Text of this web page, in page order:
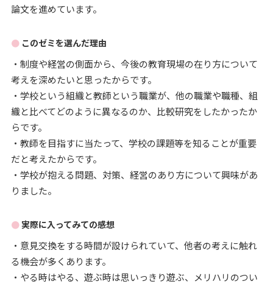
論文を進めています。
このゼミを選んだ理由
・制度や経営の側面から、今後の教育現場の在り方について
考えを深めたいと思ったからです。
・学校という組織と教師という職業が、他の職業や職種、組
織と比べてどのように異なるのか、比較研究をしたかったか
らです。
・教師を目指すに当たって、学校の課題等を知ることが重要
だと考えたからです。
・学校が抱える問題、対策、経営のあり方について興味があ
りました。
実際に入ってみての感想
・意見交換をする時間が設けられていて、他者の考えに触れ
る機会が多くあります。
・やる時はやる、遊ぶ時は思いっきり遊ぶ、メリハリのつい